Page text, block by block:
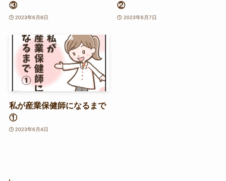
③
2023年6月8日
②
2023年6月7日
私が産業保健師になるまで
①
2023年6月4日